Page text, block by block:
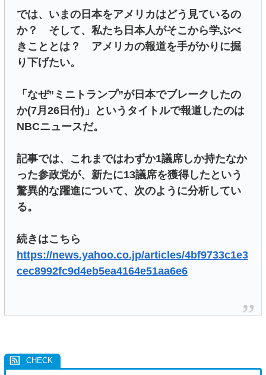
では、いまの日本をアメリカはどう見ているの
か？ そして、私たち日本人がそこから学ぶべ
きこととは？ アメリカの報道を手がかりに掘
り下げたい。
「なぜ”ミニトランプ”が日本でブレークしたの
か(7月26日付)」というタイトルで報道したのは
NBCニュースだ。
記事では、これまではわずか1議席しか持たなか
った参政党が、新たに13議席を獲得したという
驚異的な躍進について、次のように分析してい
る。
続きはこちら
https://news.yahoo.co.jp/articles/4bf9733c1e3
cec8992fc9d4eb5ea4164e51aa6e6